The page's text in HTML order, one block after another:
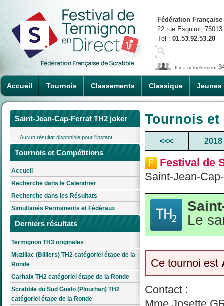
Accueil Tournois Classements Classique Jeunes
Fédération
22 rue Esquirol,
Tél : 01.53.92.53.20
Il y a actuellement
Saint-Jean-Cap-Ferrat TH2 joker
Aucun résultat disponible pour l'instant
Tournois et Compétitions
Accueil
Recherche dans le Calendrier
Recherche dans les Résultats
Simultanés Permanents et Fédéraux
Derniers résultats
Termignon TH3 originales
Muzillac (Billiers) TH2 catégoriel étape de la
Ronde
Carhaix TH2 catégoriel étape de la Ronde
Scrabble du Sud Goëlo (Plourhan) TH2
catégoriel étape de la Ronde
Tournois
<<< 2018
Festival de
Saint-Jean-
Le
Ce tournoi est
Contact :
Mme Josette